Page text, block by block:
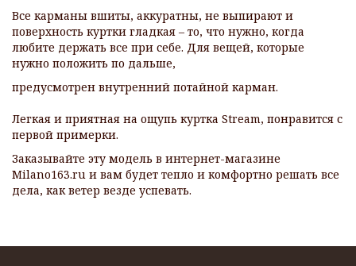
Все карманы вшиты, аккуратны, не выпирают и
поверхность куртки гладкая – то, что нужно, когда
любите держать все при себе. Для вещей, которые
нужно положить по дальше,
предусмотрен внутренний потайной карман.
Легкая и приятная на ощупь куртка Stream, понравится с
первой примерки.
Заказывайте эту модель в интернет-магазине
Milano163.ru и вам будет тепло и комфортно решать все
дела, как ветер везде успевать.